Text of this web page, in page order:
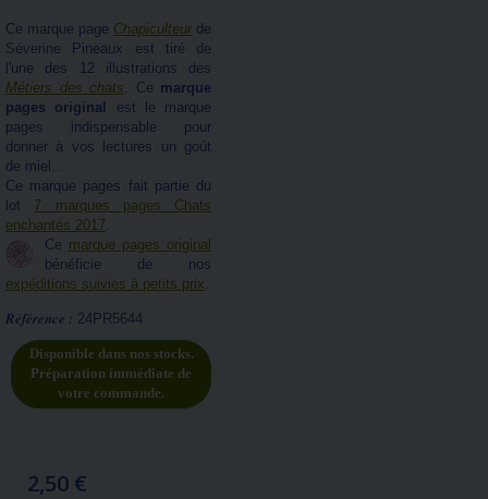
Ce marque page Chapiculteurde
Séverine Pineaux est tiré de
l'une des 12 illustrations des
Métiers des chats. Ce marque
pages original
est le marque
pages indispensable pour
donner à vos lectures un goût
de miel...
Ce marque pages fait partie du
lot 7 marques pages Chats
enchantés 2017.
Ce marque pages original
bénéficie de nos
expéditions suivies à petits prix.
Référence : 24PR5644
Disponible dans nos stocks.
Préparation immédiate de
votre commande.
2,50 €